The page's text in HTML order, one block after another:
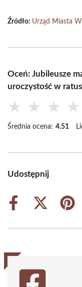
Źródło: Urząd Miasta
Oceń: Jubileusze
uroczystość w
★ ★ ★ ★
Średnia ocena: 4.51
Udostępnij
Share
Share
(Twitter)